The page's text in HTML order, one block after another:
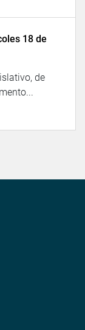
18 de
de